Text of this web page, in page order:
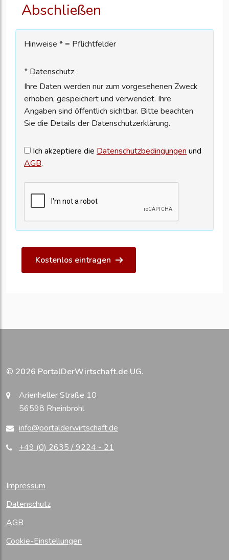
Abschließen
Hinweise * = Pflichtfelder
* Datenschutz
Ihre Daten werden nur zum vorgesehenen Zweck
erhoben, gespeichert und verwendet. Ihre
Angaben sind öffentlich sichtbar. Bitte beachten
Sie die Details der Datenschutzerklärung.
Ich akzeptiere die Datenschutzbedingungen und
AGB.
Kostenlos eintragen
© 2026 PortalDerWirtschaft.de UG.
Arienheller Straße 10
56598 Rheinbrohl
info@portalderwirtschaft.de
+49 (0) 2635 / 9224 - 21
Impressum
Datenschutz
AGB
Cookie-Einstellungen